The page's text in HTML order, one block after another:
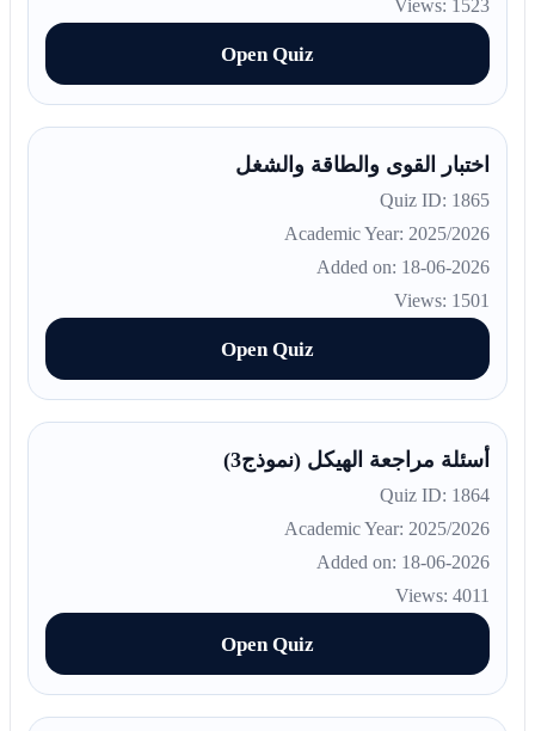
Views: 1523
Open Quiz
اختبار القوى والطاقة والشغل
Quiz ID: 1865
Academic Year: 2025/2026
Added on: 18-06-2026
Views: 1501
Open Quiz
أسئلة مراجعة الهيكل (نموذج3)
Quiz ID: 1864
Academic Year: 2025/2026
Added on: 18-06-2026
Views: 4011
Open Quiz